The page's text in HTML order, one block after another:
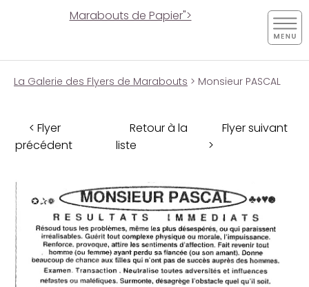
Marabouts de Papier">
La Galerie des Flyers de Marabouts > Monsieur PASCAL
< Flyer
précédent
Retour à la
liste
Flyer suivant
>